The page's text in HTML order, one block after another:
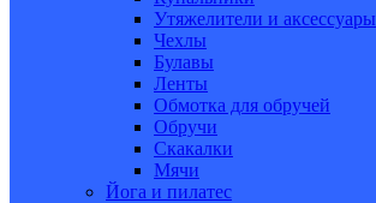
Утяжелители и аксессуары
Чехлы
Булавы
Ленты
Обмотка для обручей
Обручи
Скакалки
Мячи
Йога и пилатес